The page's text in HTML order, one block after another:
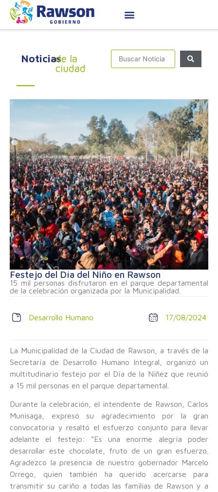
Noticiasde la
ciudad
Festejo del Día del Niño en Rawson
15 mil personas disfrutaron en el parque departamental
de la celebración organizada por la Municipalidad.
Desarrollo Humano 17/08/2024
La Municipalidad de la Ciudad de Rawson, a través de la
Secretaría de Desarrollo Humano Integral, organizó un
multitudinario festejo por el Día de la Niñez que reunió
a 15 mil personas en el parque departamental.
Durante la celebración, el intendente de Rawson, Carlos
Munisaga, expresó su agradecimiento por la gran
convocatoria y resaltó el esfuerzo conjunto para llevar
adelante el festejo: “Es una enorme alegría poder
desarrollar este chocolate, fruto de un gran esfuerzo.
Agradezco la presencia de nuestro gobernador Marcelo
Orrego, quien también ha querido acercarse para
transmitir su cariño a todas las familias de Rawson y a